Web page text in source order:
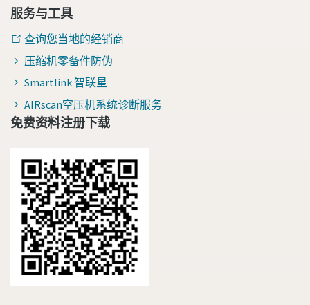
服务与工具
查询您当地的经销商
压缩机零备件防伪
Smartlink 智联星
AIRscan空压机系统诊断服务
免费资料注册下载